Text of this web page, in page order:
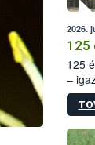
2026.
125
125
–
15.